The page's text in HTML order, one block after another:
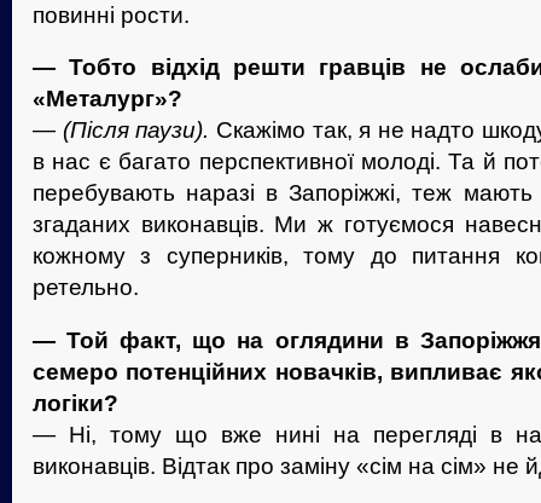
повинні рости.
— Тобто відхід решти гравців не
«Металург»?
— (Після паузи). Скажімо так, я не надто
в нас є багато перспективної молоді. Та й
перебувають наразі в Запоріжжі, теж
згаданих виконавців. Ми ж готуємося
кожному з суперників, тому до питання
ретельно.
— Той факт, що на оглядини в Запоріжжя
семеро потенційних новачків, випливає
логіки?
— Ні, тому що вже нині на перегляді в
виконавців. Відтак про заміну «сім на сім» не